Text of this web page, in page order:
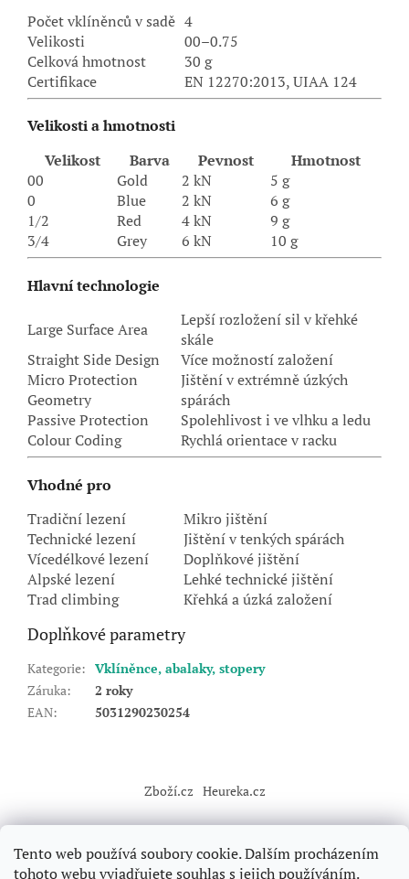
Tento web používá soubory cookie. Dalším procházením
tohoto webu vyjadřujete souhlas s jejich používáním.
Počet vklíněnců v sadě 4
Velikosti
00–0.75
Celková hmotnost
30 g
Certifikace
EN 12270:2013, UIAA 124
Velikosti a hmotnosti
Velikost
Barva Pevnost
Hmotnost
00
Gold 2 kN
5 g
0
Blue 2 kN
6 g
1/2
Red 4 kN
9 g
3/4
Grey 6 kN 10 g
Hlavní technologie
Large Surface Area
Lepší rozložení sil v křehké
skále
Straight Side Design
Více možností založení
Micro Protection
Geometry
Jištění v extrémně úzkých
spárách
Passive Protection
Spolehlivost i ve vlhku a ledu
Colour Coding
Rychlá orientace v racku
Vhodné pro
Tradiční lezení
Mikro jištění
Technické lezení
Jištění v tenkých spárách
Vícedélkové lezení
Doplňkové jištění
Alpské lezení
Lehké technické jištění
Trad climbing
Křehká a úzká založení
Doplňkové parametry
Kategorie: Vklíněnce, abalaky, stopery
Záruka:
2 roky
EAN: 5031290230254
a
Zboží.cz Heureka.cz